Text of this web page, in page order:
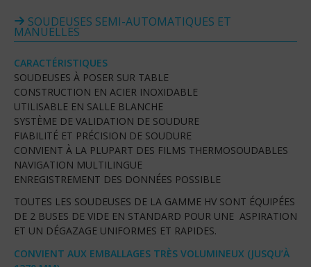
SOUDEUSES SEMI-AUTOMATIQUES ET
MANUELLES
CARACTÉRISTIQUES
SOUDEUSES À POSER SUR TABLE
CONSTRUCTION EN ACIER INOXIDABLE
UTILISABLE EN SALLE BLANCHE
SYSTÈME DE VALIDATION DE SOUDURE
FIABILITÉ ET PRÉCISION DE SOUDURE
CONVIENT À LA PLUPART DES FILMS THERMOSOUDABLES
NAVIGATION MULTILINGUE
ENREGISTREMENT DES DONNÉES POSSIBLE
TOUTES LES SOUDEUSES DE LA GAMME HV SONT ÉQUIPÉES
DE 2 BUSES DE VIDE EN STANDARD POUR UNE ASPIRATION
ET UN DÉGAZAGE UNIFORMES ET RAPIDES.
CONVIENT AUX EMBALLAGES TRÈS VOLUMINEUX (JUSQU’À